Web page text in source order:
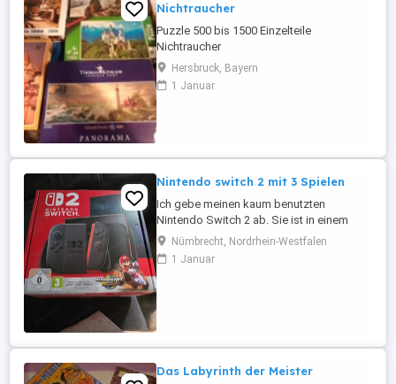
Nichtraucher
Puzzle 500 bis 1500 Einzelteile
Nichtraucher
Hersbruck, Bayern
1 Januar
Nintendo switch 2 mit 3 Spielen
Ich gebe meinen kaum benutzten
Nintendo Switch 2 ab. Sie ist in einem
neuwertigem zustand. Das Spiel Mario
kart World ist nicht dabei da ich es
eingelöst habe ( Download code ).
Nümbrecht, Nordrhein-Westfalen
1 Januar
Das Labyrinth der Meister